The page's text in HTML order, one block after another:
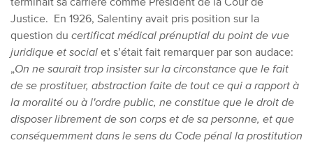
Justice. En 1926, Salentiny avait pris position sur la
question du certificat médical prénuptial du point de vue
juridique et social et s’était fait remarquer par son audace:
„On ne saurait trop insister sur la circonstance que le fait
de se prostituer, abstraction faite de tout ce qui a rapport à
la moralité ou à l'ordre public, ne constitue que le droit de
disposer librement de son corps et de sa personne, et que
conséquemment dans le sens du Code pénal la prostitution